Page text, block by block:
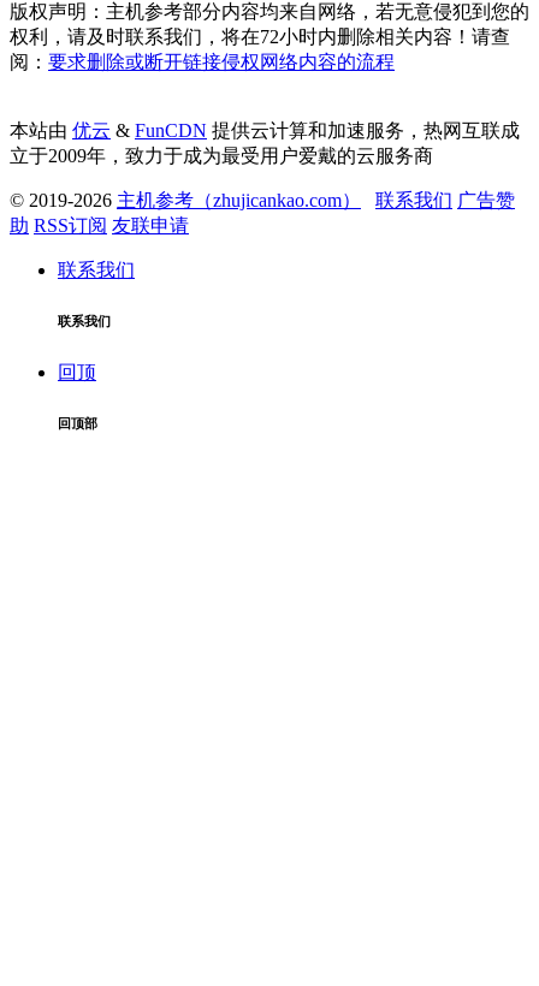
版权声明：主机参考部分内容均来自网络，若无意侵犯到您的
权利，请及时联系我们，将在72小时内删除相关内容！请查
阅： 要求删除或断开链接侵权网络内容的流程
本站由 优云 & FunCDN 提供云计算和加速服务，热网互联成
立于2009年，致力于成为最受用户爱戴的云服务商
© 2019-2026 主机参考（zhujicankao.com） 联系我们 广告赞
助 RSS订阅 友联申请
联系我们
联系我们
回顶
回顶部